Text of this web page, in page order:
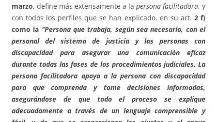
marzo, define más extensamente a la persona facilitadora, y
con todos los perfiles que se han explicado, en su art. 2 f)
como la “Persona que trabaja, según sea necesario, con el
personal del sistema de justicia y las personas con
discapacidad para asegurar una comunicación eficaz
durante todas las fases de los procedimientos judiciales. La
persona facilitadora apoya a la persona con discapacidad
para que comprenda y tome decisiones informadas,
asegurándose de que todo el proceso se explique
adecuadamente a través de un lenguaje comprensible y